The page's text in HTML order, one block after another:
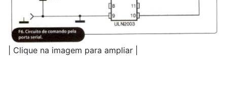
| Clique na imagem para ampliar |